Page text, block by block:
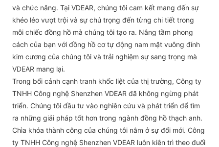
và chức năng. Tại VDEAR, chúng tôi cam kết mang đến sự
khéo léo vượt trội và sự chú trọng đến từng chi tiết trong
mỗi chiếc đồng hồ mà chúng tôi tạo ra. Nâng tầm phong
cách của bạn với đồng hồ cơ tự động nam mặt vuông đính
kim cương của chúng tôi và trải nghiệm sự sang trọng mà
VDEAR mang lại.
Trong bối cảnh cạnh tranh khốc liệt của thị trường, Công ty
TNHH Công nghệ Shenzhen VDEAR đã không ngừng phát
triển. Chúng tôi đầu tư vào nghiên cứu và phát triển để tìm
ra những giải pháp tốt hơn trong ngành đồng hồ thạch anh.
Chìa khóa thành công của chúng tôi nằm ở sự đổi mới. Công
ty TNHH Công nghệ Shenzhen VDEAR luôn kiên trì theo đuổi